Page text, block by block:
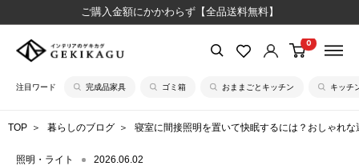
ご購入金額にかかわらず【全品送料無料】
【公
イ
テ
リ
0
注目ワード 完成品家具 ゴミ箱 おままごとキッチン キッチ
TOP 暮らしのブログ 寝室に間接照明を置いて快眠するには？おしゃれ
照明・ライト 2026.06.02